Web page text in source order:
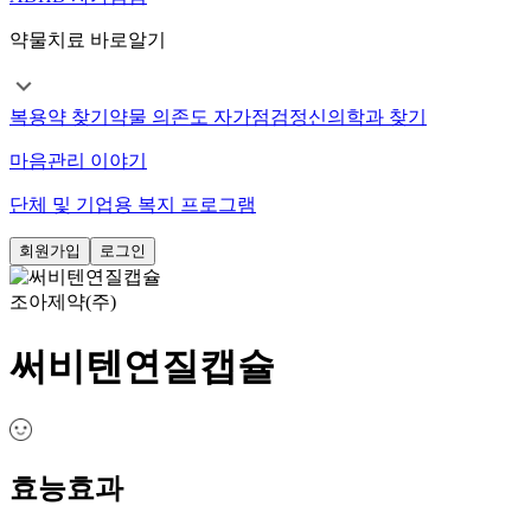
약물치료 바로알기
복용약 찾기 약물 의존도 자가점검정신의학과 찾기
마음관리 이야기
단체 및 기업용 복지 프로그램
회원가입 로그인
조아제약(주)
써비텐연질캡슐
효능효과